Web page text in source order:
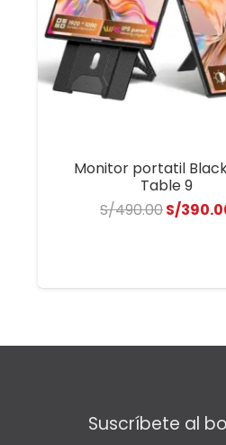
Monitor portatil
Table 9
S/490.00El
S/
Suscríbete al